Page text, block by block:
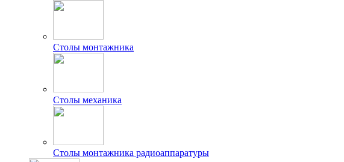
Столы монтажника
Столы механика
Столы монтажника радиоаппаратуры